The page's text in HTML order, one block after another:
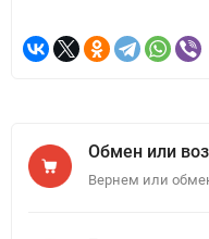
Обмен или
Вернем или